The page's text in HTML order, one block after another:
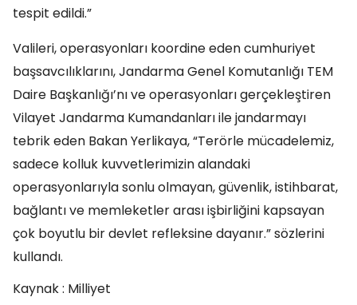
tespit edildi.”
Valileri, operasyonları koordine eden cumhuriyet
başsavcılıklarını, Jandarma Genel Komutanlığı TEM
Daire Başkanlığı’nı ve operasyonları gerçekleştiren
Vilayet Jandarma Kumandanları ile jandarmayı
tebrik eden Bakan Yerlikaya, “Terörle mücadelemiz,
sadece kolluk kuvvetlerimizin alandaki
operasyonlarıyla sonlu olmayan, güvenlik, istihbarat,
bağlantı ve memleketler arası işbirliğini kapsayan
çok boyutlu bir devlet refleksine dayanır.” sözlerini
kullandı.
Kaynak : Milliyet